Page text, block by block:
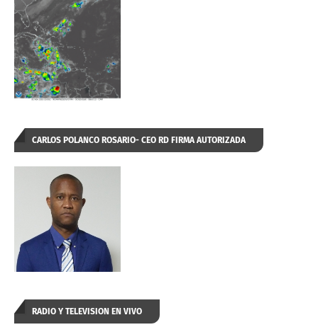
CARLOS POLANCO ROSARIO- CEO RD FIRMA AUTORIZADA
RADIO Y TELEVISION EN VIVO